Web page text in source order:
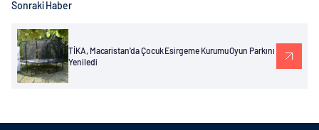
Sonraki Haber
TİKA, Macaristan’da Çocuk Esirgeme Kurumu Oyun Parkını
Yeniledi